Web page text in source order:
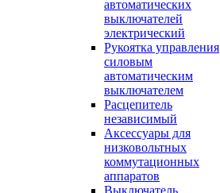
автоматических
выключателей
электрический
Рукоятка управления
силовым
автоматическим
выключателем
Расцепитель
независимый
Аксессуары для
низковольтных
коммутационных
аппаратов
Выключатель